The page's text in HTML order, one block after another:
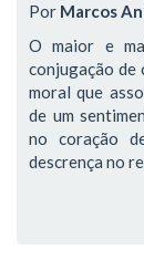
Por Marcos
O maior e
conjugação de
moral que
de um
no coração
descrença no